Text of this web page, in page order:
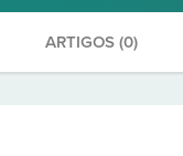
ARTIGOS (0)